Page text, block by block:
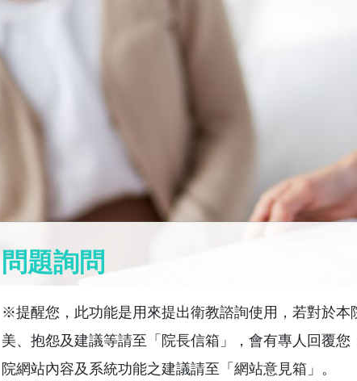
問題詢問
※提醒您，此功能是用來提出衛教諮詢使用，若對於本
美、抱怨及建議等請至「院長信箱」，會有專人回覆您
院網站內容及系統功能之建議請至「網站意見箱」。